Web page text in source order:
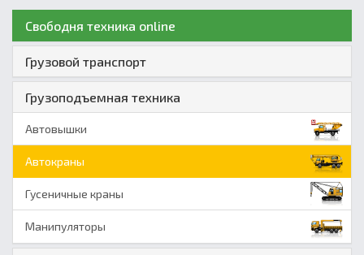
Свободня техника online
Грузовой транспорт
Грузоподъемная техника
Автовышки
Автокраны
Гусеничные краны
Манипуляторы